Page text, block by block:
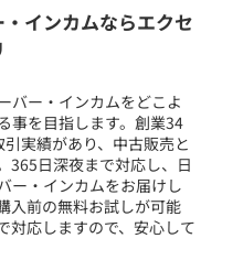
品名等)
セット
インカムならエクセ
バー・インカムをどこよ
事を目指します。創業34
実績があり、中古販売と
365日深夜まで対応し、日
ー・インカムをお届けし
入前の無料お試しが可能
対応しますので、安心して